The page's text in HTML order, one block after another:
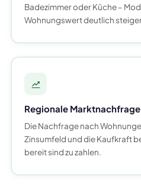
Badezimmer oder Küche –
Wohnungswert deutlich
Regionale Marktnachfrage
Die Nachfrage nach
Zinsumfeld und die Kaufkraft
bereit sind zu zahlen.